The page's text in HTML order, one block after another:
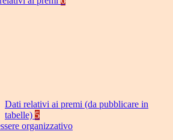
Dati relativi ai premi (da pubblicare in
tabelle) 5
organizzativo